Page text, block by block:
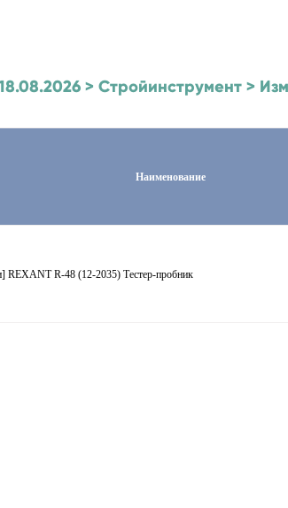
> Стройинструмент >
Наименование
REXANT R-48 (12-2035) Тестер-пробник